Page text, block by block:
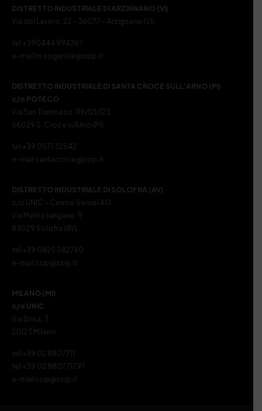
DISTRETTO INDUSTRIALE DI ARZIGNANO (VI)
Via del Lavoro, 22 – 36077 – Arzignano (VI)
tel +390444 994267
e-mail m.nogarole@ssip.it
DISTRETTO INDUSTRIALE DI SANTA CROCE SULL’ARNO (PI)
c/o POTECO
Via San Tommaso, 119/121/123
56029 S. Croce s/Arno (PI)
tel +39 0571 32542
e-mail santacroce@ssip.it
DISTRETTO INDUSTRIALE DI SOLOFRA (AV)
c/o UNIC – Centro Servizi ASI
Via Melito Iangano, 9
83029 Solofra (AV)
tel +39 0825 582740
e-mail ssip@ssip.it
MILANO (MI)
c/o UNIC
Via Brisa, 3
20123 Milano
tel +39 02 8807711
tel +39 02 880771297
e-mail ssip@ssip.it